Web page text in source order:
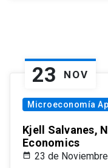
23 NOV
Microeconomía
Kjell Salvanes,
Economics
23 de